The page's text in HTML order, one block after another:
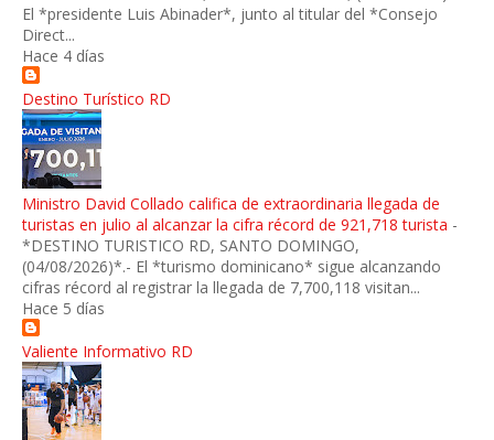
El *presidente Luis Abinader*, junto al titular del *Consejo
Direct...
Hace 4 días
Destino Turístico RD
Ministro David Collado califica de extraordinaria llegada de
turistas en julio al alcanzar la cifra récord de 921,718 turista -
*DESTINO TURISTICO RD, SANTO DOMINGO,
(04/08/2026)*.- El *turismo dominicano* sigue alcanzando
cifras récord al registrar la llegada de 7,700,118 visitan...
Hace 5 días
Valiente Informativo RD